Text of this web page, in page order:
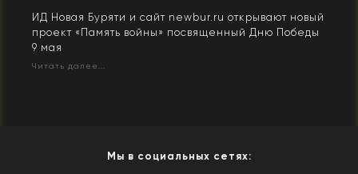
ИД Новая Буряти и сайт newbur.ru открывают новый
проект «Память войны» посвященный Дню Победы
9 мая
Читать далее...
Мы в социальных сетях: